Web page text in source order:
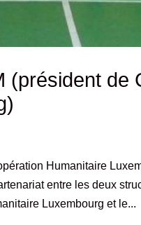
(président de
Humanitaire
entre les deux
Luxembourg et le...